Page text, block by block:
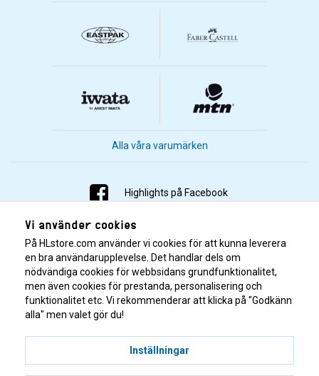
Alla våra varumärken
Highlights på Facebook
Highlights på Instagram
Highlights på Youtube
Highlights på Tiktok
Vi använder cookies
På HLstore.com använder vi cookies för att kunna leverera
en bra användarupplevelse. Det handlar dels om
nödvändiga cookies för webbsidans grundfunktionalitet,
men även cookies för prestanda, personalisering och
funktionalitet etc. Vi rekommenderar att klicka på "Godkänn
alla" men valet gör du!
Inställningar